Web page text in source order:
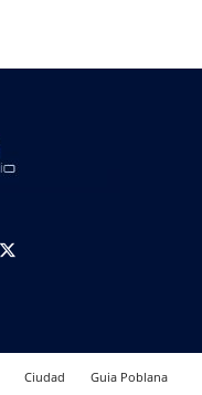
Ciudad Guia Poblana